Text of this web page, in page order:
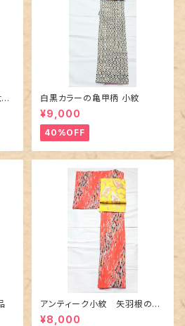
白黒カラーの亀甲柄 小紋
¥9,000
40%OFF
アンティーク小紋 矢羽根の地
紋に短冊柄 裄６６cm
¥8,000